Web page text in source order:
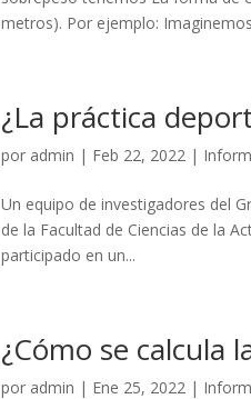
metros). Por ejemplo:
¿La práctica
por admin | Feb 22, 2022 |
Un equipo de investigadores del
de la Facultad de Ciencias de la
participado en un...
¿Cómo se calcula
por admin | Ene 25, 2022 |